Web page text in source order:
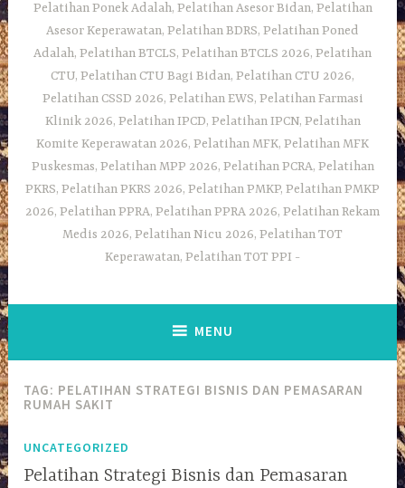
Pelatihan Ponek Adalah, Pelatihan Asesor Bidan, Pelatihan
Asesor Keperawatan, Pelatihan BDRS, Pelatihan Poned
Adalah, Pelatihan BTCLS, Pelatihan BTCLS 2026, Pelatihan
CTU, Pelatihan CTU Bagi Bidan, Pelatihan CTU 2026,
Pelatihan CSSD 2026, Pelatihan EWS, Pelatihan Farmasi
Klinik 2026, Pelatihan IPCD, Pelatihan IPCN, Pelatihan
Komite Keperawatan 2026, Pelatihan MFK, Pelatihan MFK
Puskesmas, Pelatihan MPP 2026, Pelatihan PCRA, Pelatihan
PKRS, Pelatihan PKRS 2026, Pelatihan PMKP, Pelatihan PMKP
2026, Pelatihan PPRA, Pelatihan PPRA 2026, Pelatihan Rekam
Medis 2026, Pelatihan Nicu 2026, Pelatihan TOT
Keperawatan, Pelatihan TOT PPI
MENU
TAG: PELATIHAN STRATEGI BISNIS DAN PEMASARAN
RUMAH SAKIT
UNCATEGORIZED
Pelatihan Strategi Bisnis dan Pemasaran